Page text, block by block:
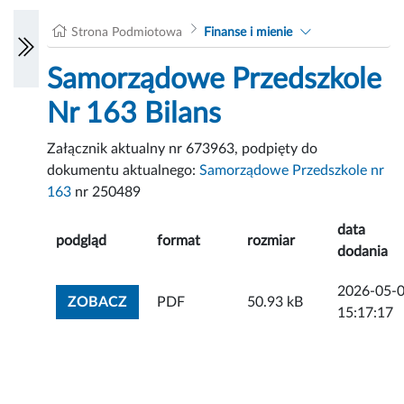
Strona Podmiotowa Finanse i mienie
Samorządowe Przedszkole
Nr 163 Bilans
Załącznik aktualny nr 673963, podpięty do
dokumentu aktualnego:Samorządowe Przedszkole nr
163 nr 250489
podgląd format rozmiar
data
dodania
ZOBACZZOBACZ ZAŁĄCZNIK
PDF 50.93 kB
2026-05-
15:17:17